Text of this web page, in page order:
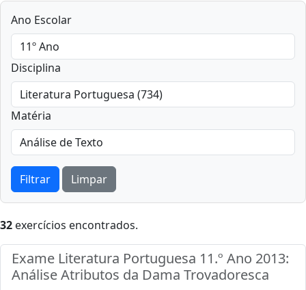
Ano Escolar
Disciplina
Matéria
Filtrar Limpar
32 exercícios encontrados.
Exame Literatura Portuguesa 11.º Ano 2013:
Análise Atributos da Dama Trovadoresca